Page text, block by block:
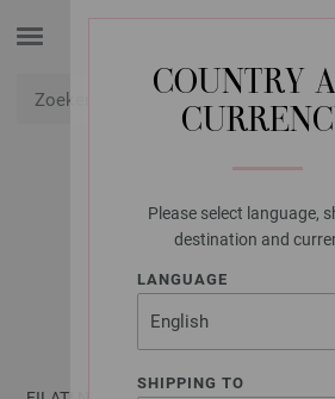
COUNTRY
Please select language,
destination and
LANGUAGE
SHIPPING TO
LANA GROSSA
VEST